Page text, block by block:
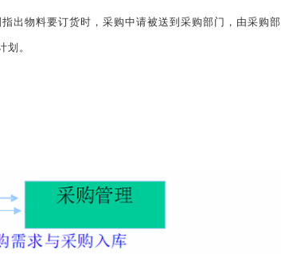
物料要订货时，采购中请被送到采购部门，由采购部
划。